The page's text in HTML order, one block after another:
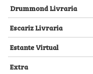
Drummond Livraria
Escariz Livraria
Estante Virtual
Extra